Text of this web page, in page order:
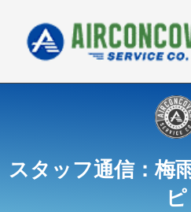
キ
スタッフ通信：梅
ピ